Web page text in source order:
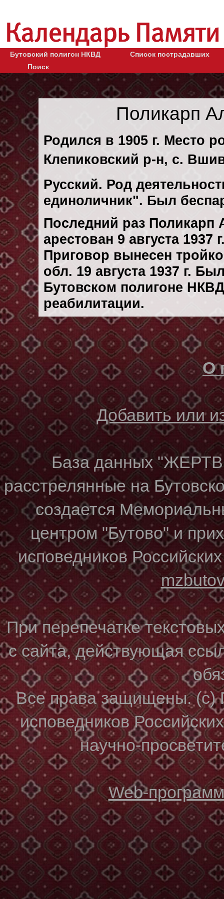
Бутовский полигон НКВД
Список пострадавших
Поиск
Поликарп
Родился в 1905 г. Место
Клепиковский р-н, с.
Русский. Род
единоличник". Был
Последний раз Поликарп
арестован 9 августа 1937
Приговор вынесен
обл. 19 августа 1937 г.
Бутовском полигоне
реабилитации.
О
Добавить или
База данных
расстрелянные на
создается
центром "Бутово" и
исповедников
При перепечатке
с сайта, действующая
Все права защищены. (с)
исповедников
научно-
Web-